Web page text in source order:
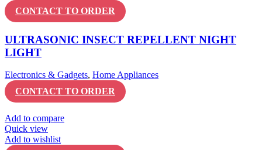
CONTACT TO ORDER
ULTRASONIC INSECT REPELLENT NIGHT
LIGHT
Electronics & Gadgets, Home Appliances
CONTACT TO ORDER
Add to compare
Quick view
Add to wishlist